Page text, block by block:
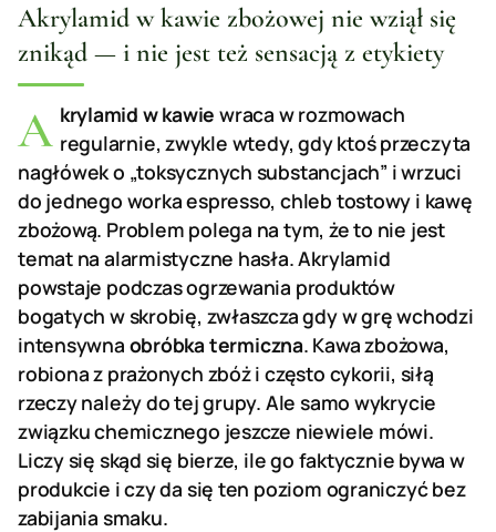
Akrylamid w kawie zbożowej nie wziął się
znikąd — i nie jest też sensacją z etykiety
Akrylamid w kawie wraca w rozmowach
regularnie, zwykle wtedy, gdy ktoś przeczyta
nagłówek o „toksycznych substancjach” i wrzuci
do jednego worka espresso, chleb tostowy i kawę
zbożową. Problem polega na tym, że to nie jest
temat na alarmistyczne hasła. Akrylamid
powstaje podczas ogrzewania produktów
bogatych w skrobię, zwłaszcza gdy w grę wchodzi
intensywna obróbka termiczna. Kawa zbożowa,
robiona z prażonych zbóż i często cykorii, siłą
rzeczy należy do tej grupy. Ale samo wykrycie
związku chemicznego jeszcze niewiele mówi.
Liczy się skąd się bierze, ile go faktycznie bywa w
produkcie i czy da się ten poziom ograniczyć bez
zabijania smaku.